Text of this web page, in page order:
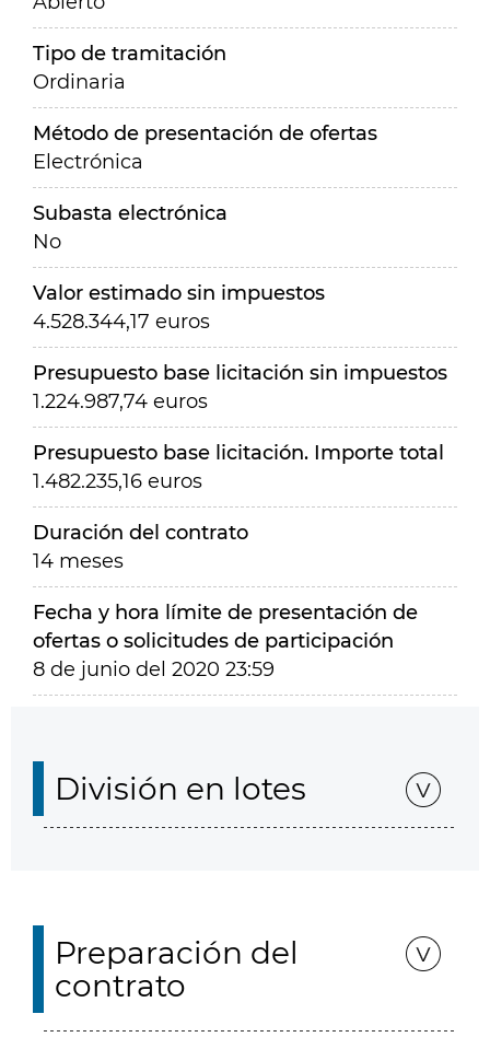
Tipo de tramitación
Ordinaria
Método de presentación de ofertas
Electrónica
Subasta electrónica
No
Valor estimado sin impuestos
4.528.344,17 euros
Presupuesto base licitación sin impuestos
1.224.987,74 euros
Presupuesto base licitación. Importe total
1.482.235,16 euros
Duración del contrato
14 meses
Fecha y hora límite de presentación de
ofertas o solicitudes de participación
8 de junio del 2020 23:59
División en lotes
Preparación del
contrato